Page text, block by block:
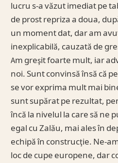
lucru s-a văzut imediat pe
de prost repriza a doua,
un moment dat, dar am
inexplicabilă, cauzată de
Am greşit foarte mult, iar
noi. Sunt convinsă însă că
se vor exprima mult mai
sunt supărat pe rezultat,
încă la nivelul la care să ne
egal cu Zalău, mai ales în
echipă în construcţie. Ne-
loc de cupe europene, dar